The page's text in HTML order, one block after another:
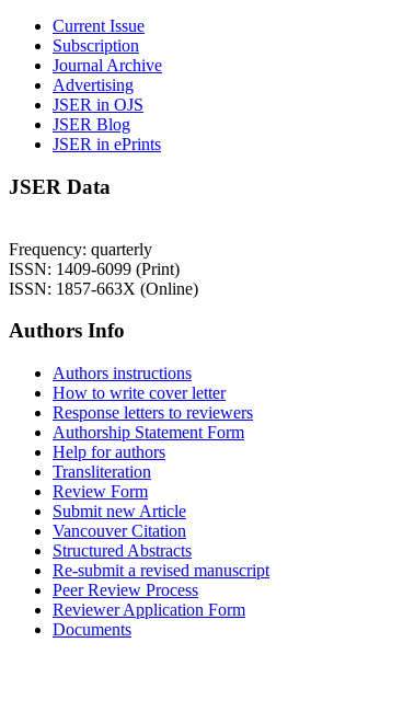
Current Issue
Subscription
Journal Archive
Advertising
JSER in OJS
JSER Blog
JSER in ePrints
JSER Data
Frequency: quarterly
ISSN: 1409-6099 (Print)
ISSN: 1857-663X (Online)
Authors Info
Authors instructions
How to write cover letter
Response letters to reviewers
Authorship Statement Form
Help for authors
Transliteration
Review Form
Submit new Article
Vancouver Citation
Structured Abstracts
Re-submit a revised manuscript
Peer Review Process
Reviewer Application Form
Documents